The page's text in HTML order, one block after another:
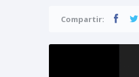
Compartir: